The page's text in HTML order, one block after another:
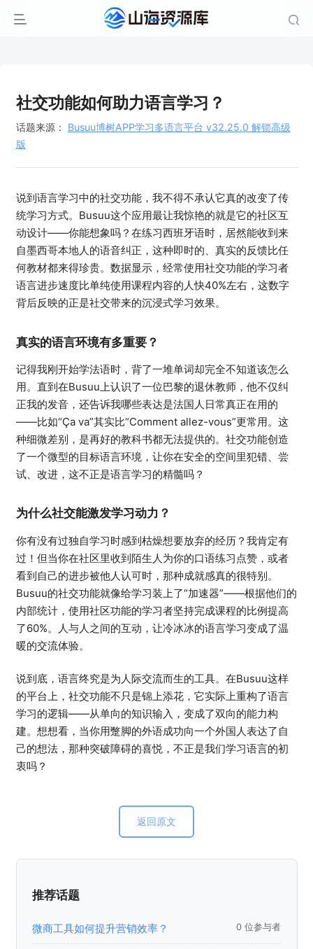
社交功能如何助力语言学习？
话题来源： Busuu博树APP学习多语言平台 v32.25.0 解锁高级
版
说到语言学习中的社交功能，我不得不承认它真的改变了传
统学习方式。Busuu这个应用最让我惊艳的就是它的社区互
动设计——你能想象吗？在练习西班牙语时，居然能收到来
自墨西哥本地人的语音纠正，这种即时的、真实的反馈比任
何教材都来得珍贵。数据显示，经常使用社交功能的学习者
语言进步速度比单纯使用课程内容的人快40%左右，这数字
背后反映的正是社交带来的沉浸式学习效果。
真实的语言环境有多重要？
记得我刚开始学法语时，背了一堆单词却完全不知道该怎么
用。直到在Busuu上认识了一位巴黎的退休教师，他不仅纠
正我的发音，还告诉我哪些表达是法国人日常真正在用的
——比如“Ça va”其实比“Comment allez-vous”更常用。这
种细微差别，是再好的教科书都无法提供的。社交功能创造
了一个微型的目标语言环境，让你在安全的空间里犯错、尝
试、改进，这不正是语言学习的精髓吗？
为什么社交能激发学习动力？
你有没有过独自学习时感到枯燥想要放弃的经历？我肯定有
过！但当你在社区里收到陌生人为你的口语练习点赞，或者
看到自己的进步被他人认可时，那种成就感真的很特别。
Busuu的社交功能就像给学习装上了“加速器”——根据他们的
内部统计，使用社区功能的学习者坚持完成课程的比例提高
了60%。人与人之间的互动，让冷冰冰的语言学习变成了温
暖的交流体验。
说到底，语言终究是为人际交流而生的工具。在Busuu这样
的平台上，社交功能不只是锦上添花，它实际上重构了语言
学习的逻辑——从单向的知识输入，变成了双向的能力构
建。想想看，当你用蹩脚的外语成功向一个外国人表达了自
己的想法，那种突破障碍的喜悦，不正是我们学习语言的初
衷吗？
返回原文
推荐话题
微商工具如何提升营销效率？ 0 位参与者